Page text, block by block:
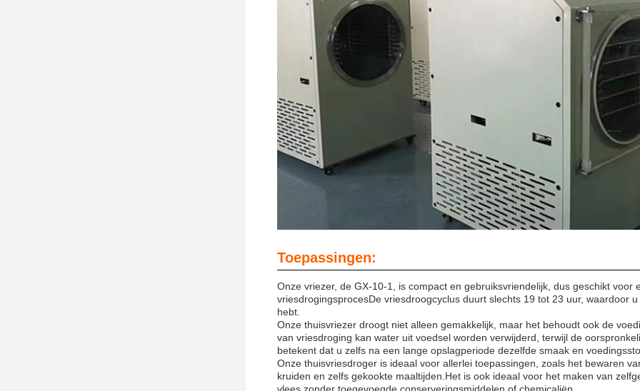
Toepassingen:
Onze vriezer, de GX-10-1, is compact en gebruiksvriendelijk, dus geschikt voor
vriesdrogingsprocesDe vriesdroogcyclus duurt slechts 19 tot 23 uur, waardoor
hebt.
Onze thuisvriezer droogt niet alleen gemakkelijk, maar het behoudt ook de
van vriesdroging kan water uit voedsel worden verwijderd, terwijl de
betekent dat u zelfs na een lange opslagperiode dezelfde smaak en
Onze thuisvriesdroger is ideaal voor allerlei toepassingen, zoals het bewaren
kruiden en zelfs gekookte maaltijden.Het is ook ideaal voor het maken van